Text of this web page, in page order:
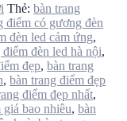
Thẻ: bàn trang
điểm có gương đèn
đèn led cảm ứng,
điểm đèn led hà nội,
đẹp, bàn trang
, bàn trang điểm đẹp
điểm đẹp nhất,
giá bao nhiêu, bàn